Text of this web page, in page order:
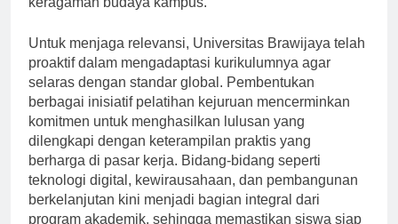
Untuk menjaga relevansi, Universitas Brawijaya telah
proaktif dalam mengadaptasi kurikulumnya agar
selaras dengan standar global. Pembentukan
berbagai inisiatif pelatihan kejuruan mencerminkan
komitmen untuk menghasilkan lulusan yang
dilengkapi dengan keterampilan praktis yang
berharga di pasar kerja. Bidang-bidang seperti
teknologi digital, kewirausahaan, dan pembangunan
berkelanjutan kini menjadi bagian integral dari